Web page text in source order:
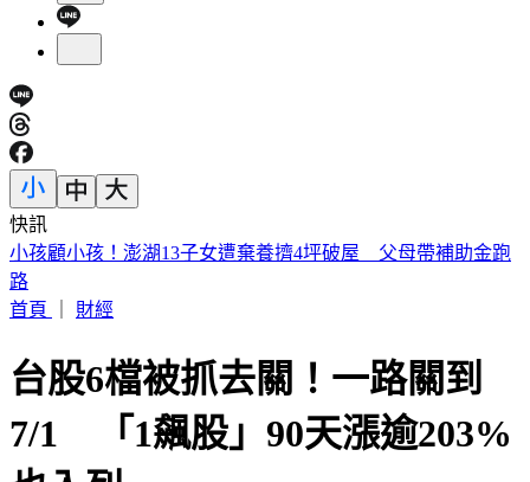
快訊
公務員赴陸探親「要交親友名單」惹議！陸委會回應
首頁
台股6檔被抓去關！一路關到
7/1 「1飆股」90天漲逾203%
也入列